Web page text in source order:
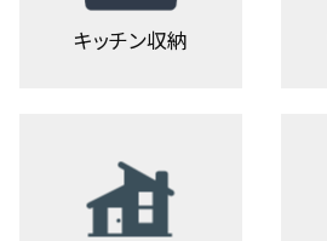
キッチン収納